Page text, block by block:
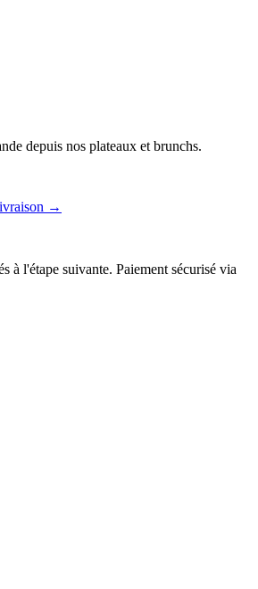
depuis nos plateaux et brunchs.
→
à l'étape suivante. Paiement sécurisé via